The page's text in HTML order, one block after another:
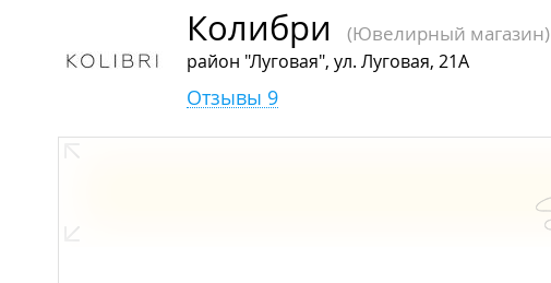
Колибри (Ювелирный магазин)
район "Луговая", ул. Луговая, 21А
Отзывы 9